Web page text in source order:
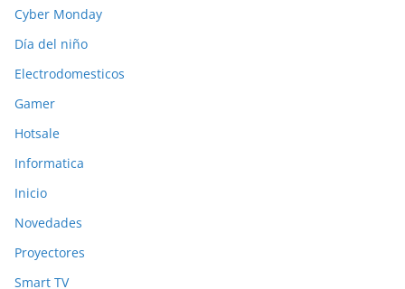
Cyber Monday
Día del niño
Electrodomesticos
Gamer
Hotsale
Informatica
Inicio
Novedades
Proyectores
Smart TV